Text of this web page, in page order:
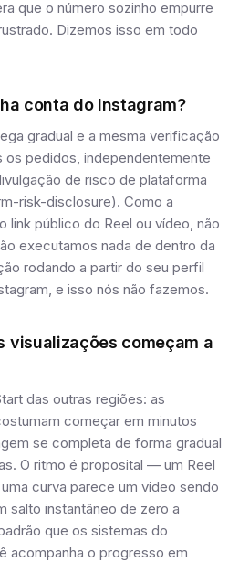
que o número sozinho empurre
Dizemos isso em todo
conta do Instagram?
gradual e a mesma verificação
pedidos, independentemente
de risco de plataforma
risk-disclosure). Como a
link público do Reel ou vídeo, não
executamos nada de dentro da
rodando a partir do seu perfil
e isso nós não fazemos.
visualizações começam a
das outras regiões: as
começar em minutos
se completa de forma gradual
O ritmo é proposital — um Reel
curva parece um vídeo sendo
salto instantâneo de zero a
que os sistemas do
acompanha o progresso em